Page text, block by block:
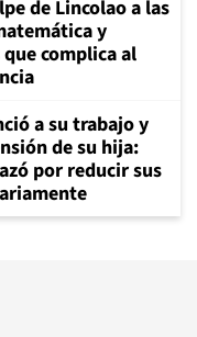
de Lincolao a las
y
complica al
a su trabajo y
de su hija:
por reducir sus